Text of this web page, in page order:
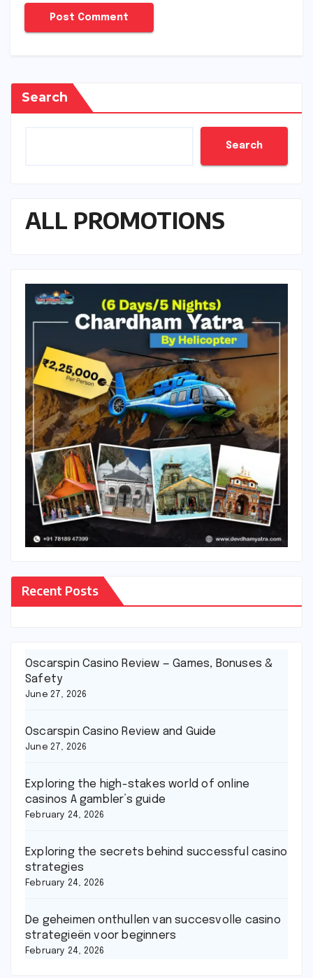
Search
Search
ALL PROMOTIONS
Recent Posts
Oscarspin Casino Review — Games, Bonuses &
Safety
June 27, 2026
Oscarspin Casino Review and Guide
June 27, 2026
Exploring the high-stakes world of online
casinos A gambler’s guide
February 24, 2026
Exploring the secrets behind successful casino
strategies
February 24, 2026
De geheimen onthullen van succesvolle casino
strategieën voor beginners
February 24, 2026